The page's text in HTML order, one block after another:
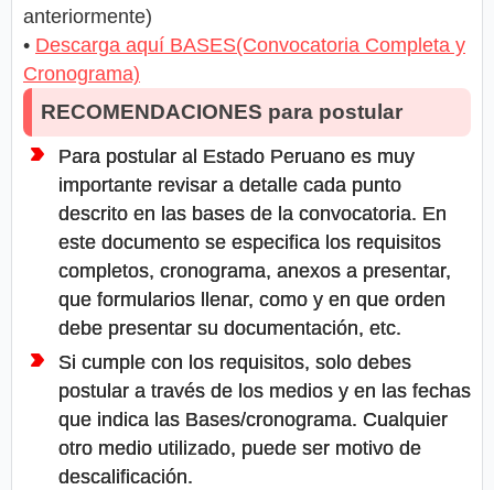
anteriormente)
• Descarga aquí BASES(Convocatoria Completa y
Cronograma)
RECOMENDACIONES para postular
Para postular al Estado Peruano es muy
importante revisar a detalle cada punto
descrito en las bases de la convocatoria. En
este documento se especifica los requisitos
completos, cronograma, anexos a presentar,
que formularios llenar, como y en que orden
debe presentar su documentación, etc.
Si cumple con los requisitos, solo debes
postular a través de los medios y en las fechas
que indica las Bases/cronograma. Cualquier
otro medio utilizado, puede ser motivo de
descalificación.